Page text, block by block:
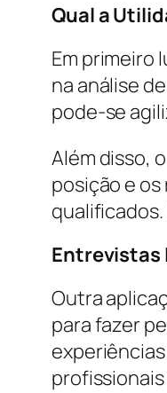
Qual a
Em primeiro
na análise
pode-se
Além disso,
posição e
qualificados.
Entrevistas
Outra
para fazer